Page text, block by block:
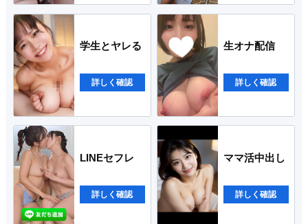
学生とヤレる
詳しく確認
生オナ配信
詳しく確認
LINEセフレ
詳しく確認
ママ活中出し
詳しく確認